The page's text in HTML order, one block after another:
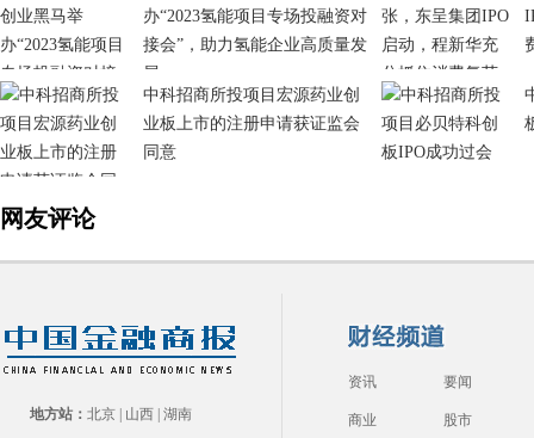
办“2023氢能项目专场投融资对
接会”，助力氢能企业高质量发
展
中科招商所投项目宏源药业创
业板上市的注册申请获证监会
同意
网友评论
地方站： 北京 山西 湖南
资讯 要闻
商业 股市